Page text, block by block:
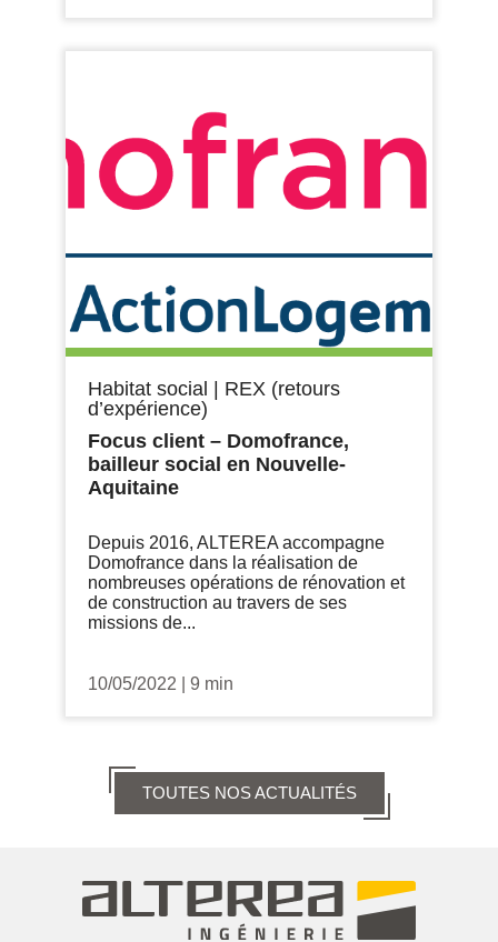
Habitat social
REX (retours
d’expérience)
Focus client – Domofrance,
bailleur social en Nouvelle-
Aquitaine
Depuis 2016, ALTEREA accompagne
Domofrance dans la réalisation de
nombreuses opérations de rénovation et
de construction au travers de ses
missions de...
10/05/2022 9 min
TOUTES NOS ACTUALITÉS